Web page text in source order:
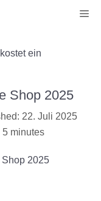
ein
Shop 2025
22. Juli 2025
5 minutes